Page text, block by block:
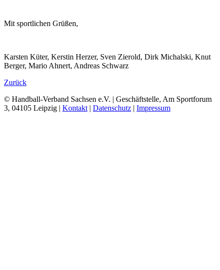
Mit sportlichen Grüßen,
Karsten Küter, Kerstin Herzer, Sven Zierold, Dirk Michalski, Knut
Berger, Mario Ahnert, Andreas Schwarz
Zurück
© Handball-Verband Sachsen e.V. | Geschäftstelle, Am Sportforum
3, 04105 Leipzig | Kontakt| Datenschutz | Impressum